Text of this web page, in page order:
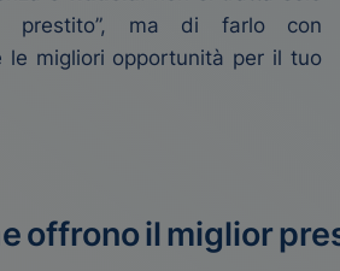
prestito”, ma di farlo con
le migliori opportunità per il tuo
offrono il miglior